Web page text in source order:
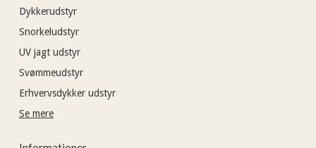
Dykkerudstyr
Snorkeludstyr
UV jagt udstyr
Svømmeudstyr
Erhvervsdykker udstyr
Se mere